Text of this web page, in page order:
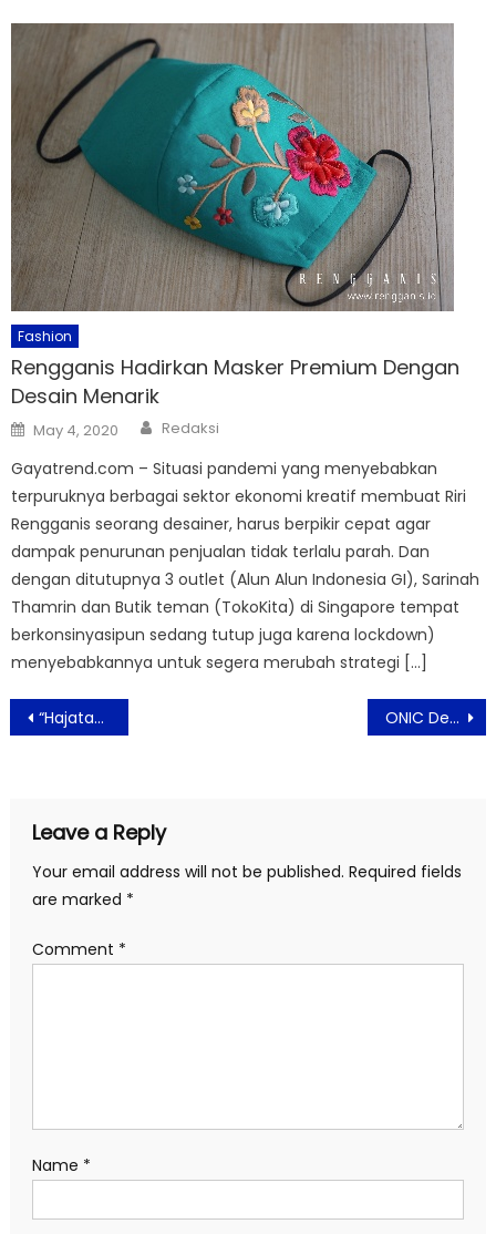
Fashion
Rengganis Hadirkan Masker Premium Dengan
Desain Menarik
Posted
on
May 4, 2020 Author
Redaksi
Gayatrend.com – Situasi pandemi yang menyebabkan
terpuruknya berbagai sektor ekonomi kreatif membuat Riri
Rengganis seorang desainer, harus berpikir cepat agar
dampak penurunan penjualan tidak terlalu parah. Dan
dengan ditutupnya 3 outlet (Alun Alun Indonesia GI), Sarinah
Thamrin dan Butik teman (TokoKita) di Singapore tempat
berkonsinyasipun sedang tutup juga karena lockdown)
menyebabkannya untuk segera merubah strategi […]
Post
navigation
“Hajatan Setan” Rilis Teaser Mencekam di Pembukaan Film The Bell: Panggilan untuk Mati ONIC Debut di Dunia Film Lewat “Nobody Loves Kay”, Angkat Realita Kehidupan Pro Player
Leave a Reply
Your email address will not be published. Required fields
are marked *
Comment *
Name *